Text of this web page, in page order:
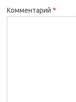
Комментарий *